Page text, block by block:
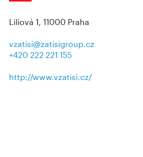
Liliová 1, 11000 Praha
vzatisi@zatisigroup.cz
+420 222 221 155
http://www.vzatisi.cz/